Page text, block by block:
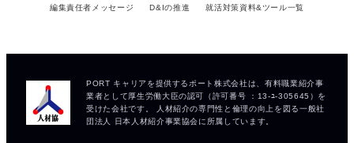
編集責任者メッセージ D&Iの推進 就活対策資料&ツール一覧